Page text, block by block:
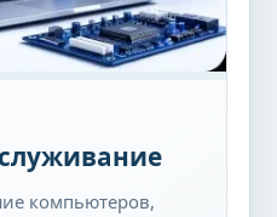
компьютеров,